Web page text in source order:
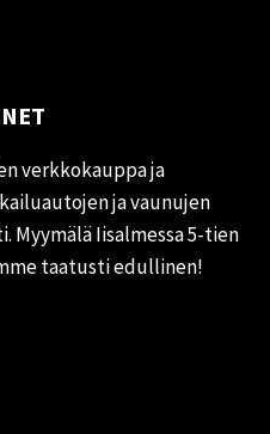
verkkokauppa ja
ja vaunujen
Myymälä Iisalmessa 5-tien
taatusti edullinen!